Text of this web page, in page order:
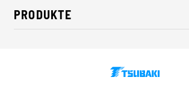
CSR / Nachhaltigkeit
Kontakt
Branchenlösungen
News
PRODUKTE